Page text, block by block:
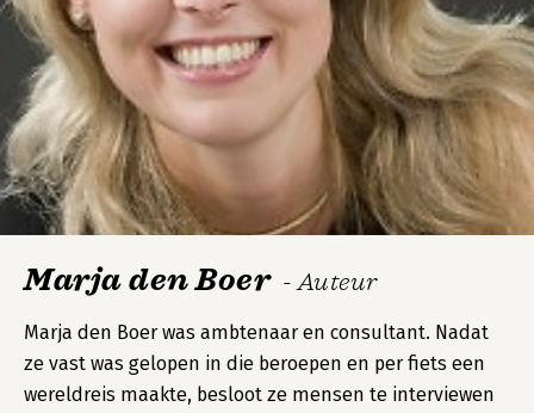
Marja den Boer - Auteur
Marja den Boer was ambtenaar en consultant. Nadat
ze vast was gelopen in die beroepen en per fiets een
wereldreis maakte, besloot ze mensen te interviewen